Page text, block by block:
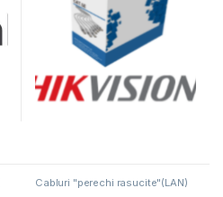
Cabluri "perechi rasucite"(LAN)